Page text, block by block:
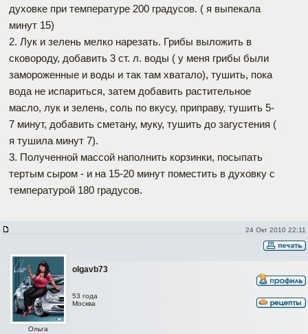
духовке при температуре 200 градусов. ( я выпекала
минут 15)
2. Лук и зелень мелко нарезать. Грибы выложить в
сковороду, добавить 3 ст. л. воды ( у меня грибы были
замороженные и воды и так там хватало), тушить, пока
вода не испариться, затем добавить растительное
масло, лук и зелень, соль по вкусу, приправу, тушить 5-
7 минут, добавить сметану, муку, тушить до загустения (
я тушила минут 7).
3. Полученной массой наполнить корзинки, посыпать
тертым сыром - и на 15-20 минут поместить в духовку с
температурой 180 градусов.
24 Окт 2010 22:11
olgavb73
Ольга
53 года
Москва